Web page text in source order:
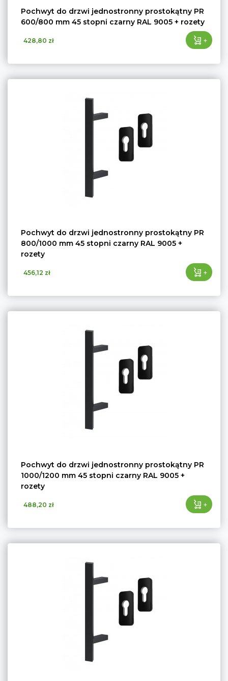
Pochwyt do drzwi jednostronny prostokątny PR
600/800 mm 45 stopni czarny RAL 9005 + rozety
428,80 zł +
Pochwyt do drzwi jednostronny prostokątny PR
800/1000 mm 45 stopni czarny RAL 9005 +
rozety
456,12 zł +
Pochwyt do drzwi jednostronny prostokątny PR
1000/1200 mm 45 stopni czarny RAL 9005 +
rozety
488,20 zł +